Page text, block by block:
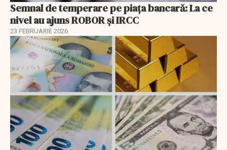
Semnal de temperare pe piața bancară: La ce
nivel au ajuns ROBOR şi IRCC
23 FEBRUARIE 2026